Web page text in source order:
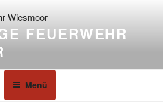
FEUERWEHR
Menü